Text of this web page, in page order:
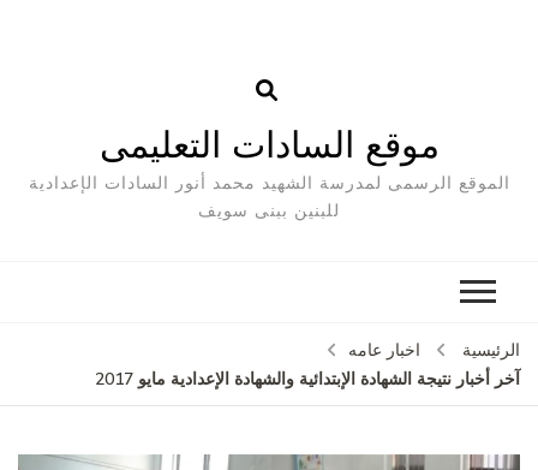
موقع السادات التعليمى
الموقع الرسمى لمدرسة الشهيد محمد أنور السادات الإعدادية
للبنين ببنى سويف
اخبار عامه
أخبار نتيجة الشهادة الإبتدائية والشهادة الإعدادية مايو 2017